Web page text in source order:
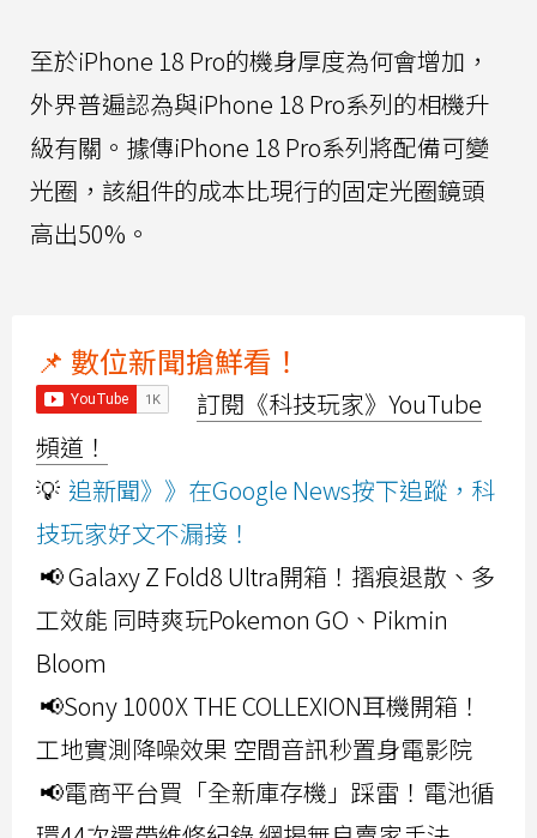
至於iPhone 18 Pro的機身厚度為何會增加，
外界普遍認為與iPhone 18 Pro系列的相機升
級有關。據傳iPhone 18 Pro系列將配備可變
光圈，該組件的成本比現行的固定光圈鏡頭
高出50%。
📌 數位新聞搶鮮看！
訂閱《科技玩家》YouTube
頻道！
💡 追新聞》》在Google News按下追蹤，科
技玩家好文不漏接！
📢 Galaxy Z Fold8 Ultra開箱！摺痕退散、多
工效能 同時爽玩Pokemon GO、Pikmin
Bloom
📢Sony 1000X THE COLLEXION耳機開箱！
工地實測降噪效果 空間音訊秒置身電影院
📢電商平台買「全新庫存機」踩雷！電池循